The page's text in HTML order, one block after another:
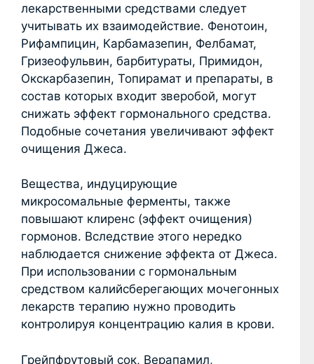
лекарственными средствами следует
учитывать их взаимодействие. Фенотоин,
Рифампицин, Карбамазепин, Фелбамат,
Гризеофульвин, барбитураты, Примидон,
Окскарбазепин, Топирамат и препараты, в
состав которых входит зверобой, могут
снижать эффект гормонального средства.
Подобные сочетания увеличивают эффект
очищения Джеса.
Вещества, индуцирующие
микросомальные ферменты, также
повышают клиренс (эффект очищения)
гормонов. Вследствие этого нередко
наблюдается снижение эффекта от Джеса.
При использовании с гормональным
средством калийсберегающих мочегонных
лекарств терапию нужно проводить
контролируя концентрацию калия в крови.
Грейпфрутовый сок, Верапамил,